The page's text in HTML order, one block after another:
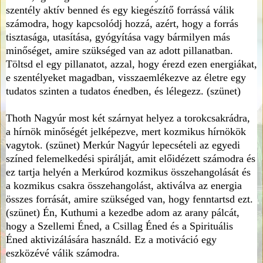
szentély aktív benned és egy kiegészítő forrássá válik
számodra, hogy kapcsolódj hozzá, azért, hogy a forrás
tisztasága, utasítása, gyógyítása vagy bármilyen más
minőséget, amire szükséged van az adott pillanatban.
Töltsd el egy pillanatot, azzal, hogy érezd ezen energiákat,
e szentélyeket magadban, visszaemlékezve az életre egy
tudatos szinten a tudatos énedben, és lélegezz. (szünet)
Thoth Nagyúr most két szárnyat helyez a torokcsakrádra,
a hírnök minőségét jelképezve, mert kozmikus hírnökök
vagytok. (szünet) Merkúr Nagyúr lepecsételi az egyedi
színed felemelkedési spirálját, amit előidézett számodra és
ez tartja helyén a Merkúrod kozmikus összehangolását és
a kozmikus csakra összehangolást, aktiválva az energia
összes forrását, amire szükséged van, hogy fenntartsd ezt.
(szünet) Én, Kuthumi a kezedbe adom az arany pálcát,
hogy a Szellemi Éned, a Csillag Éned és a Spirituális
Éned aktivizálására használd. Ez a motiváció egy
eszközévé válik számodra.